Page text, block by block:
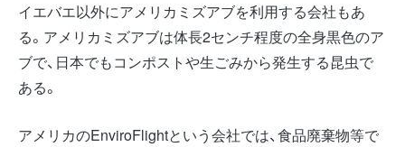
イエバエ以外にアメリカミズアブを利用する会社もあ
る。アメリカミズアブは体長2センチ程度の全身黒色のア
ブで、日本でもコンポストや生ごみから発生する昆虫で
ある。
アメリカのEnviroFlightという会社では、食品廃棄物等で